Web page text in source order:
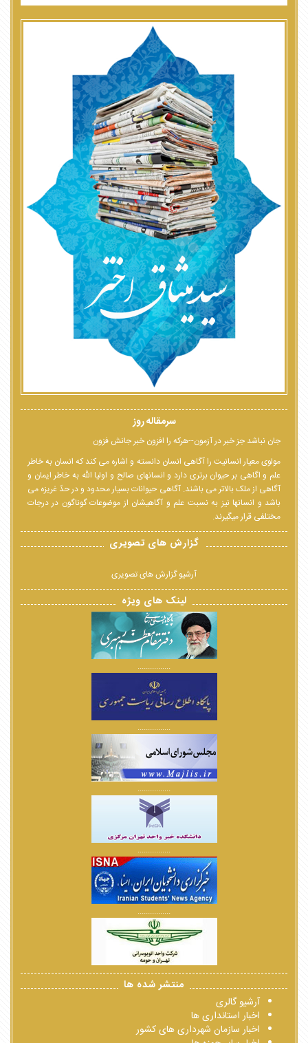
سرمقاله روز
جان نباشد جز خبر در آزمون--هرکه را افزون خبر جانش فزون
مولوی معیار انسانیت را آگاهی انسان دانسته و اشاره می کند که انسان به خاطر
علم و اگاهی بر حیوان برتری دارد و انسانهای صالح و اولیا الله به خاطر ایمان و
آگاهی از ملک بالاتر می باشند. آگاهی حیوانات بسیار محدود و در حدّ غریزه می
باشد و انسانها نیز به نسبت علم و آگاهیشان از موضوعات گوناگون در درجات
مختلفی قرار میگیرند.
گزارش های تصویری
آرشیو گزارش های تصویری
لینک های ویژه
................
................
................
................
................
منتشر شده ها
آرشیو گالری
اخبار استانداری ها
اخبار سازمان شهرداری های کشور